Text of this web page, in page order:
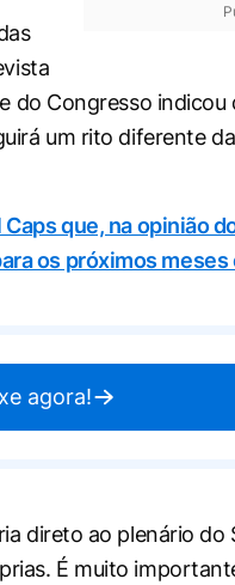
do Congresso indicou
um rito diferente
Caps que, na opinião
os próximos meses
agora!
direto ao plenário do
É muito